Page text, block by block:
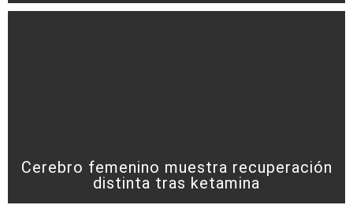
Cerebro femenino muestra recuperación
distinta tras ketamina